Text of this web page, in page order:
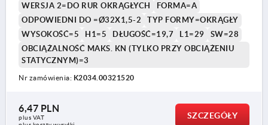
WERSJA 2=DO RUR OKRĄGŁYCH
FORMA=A
ODPOWIEDNI DO =Ø32X1,5-2
TYP FORMY=OKRĄGŁY
WYSOKOŚĆ=5
H1=5 DŁUGOŚĆ=19,7 L1=29
SW=28
OBCIĄŻALNOŚĆ MAKS. KN (TYLKO PRZY OBCIĄŻENIU
STATYCZNYM)=3
Nr zamówienia: K2034.00321520
6,47 PLN
plus VAT
SZCZEGÓŁY